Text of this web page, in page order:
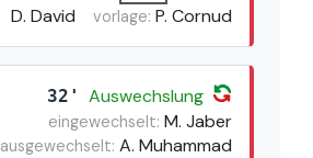
D. David
vorlage: P. Cornud
32' Auswechslung
eingewechselt: M. Jaber
ausgewechselt: A. Muhammad